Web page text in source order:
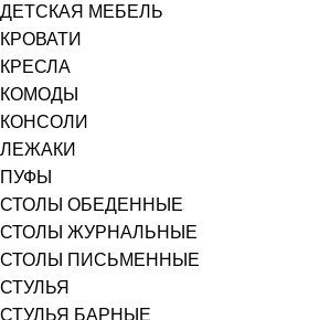
ДЕТСКАЯ МЕБЕЛЬ
КРОВАТИ
КРЕСЛА
КОМОДЫ
КОНСОЛИ
ЛЕЖАКИ
ПУФЫ
СТОЛЫ ОБЕДЕННЫЕ
СТОЛЫ ЖУРНАЛЬНЫЕ
СТОЛЫ ПИСЬМЕННЫЕ
СТУЛЬЯ
СТУЛЬЯ БАРНЫЕ